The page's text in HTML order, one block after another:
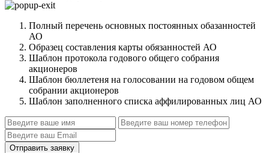
Полный перечень основных постоянных обазанностей
АО
Образец составления карты обязанностей АО
Шаблон протокола годового общего собрания
акционеров
Шаблон бюллетеня на голосовании на годовом общем
собрании акционеров
Шаблон заполненного списка аффилированных лиц АО
Отправить заявку